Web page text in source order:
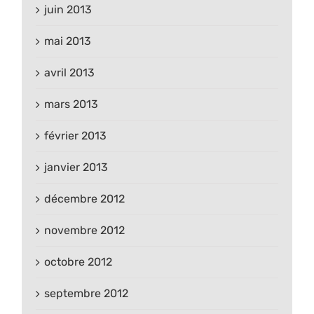
juin 2013
mai 2013
avril 2013
mars 2013
février 2013
janvier 2013
décembre 2012
novembre 2012
octobre 2012
septembre 2012